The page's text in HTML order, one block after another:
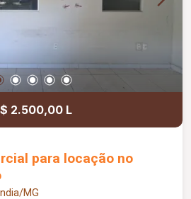
2.500,00 L
para locação no
MG